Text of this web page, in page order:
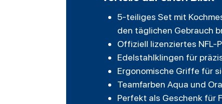
5-teiliges Set mit
den täglichen Gebrauch
Offiziell lizenziertes NFL-
Edelstahlklingen für
Ergonomische Griffe für
Teamfarben Aqua und
Perfekt als Geschenk für